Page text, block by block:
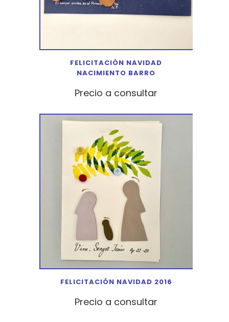
FELICITACIÓN NAVIDAD
NACIMIENTO BARRO
Precio a consultar
FELICITACIÓN NAVIDAD 2016
Precio a consultar